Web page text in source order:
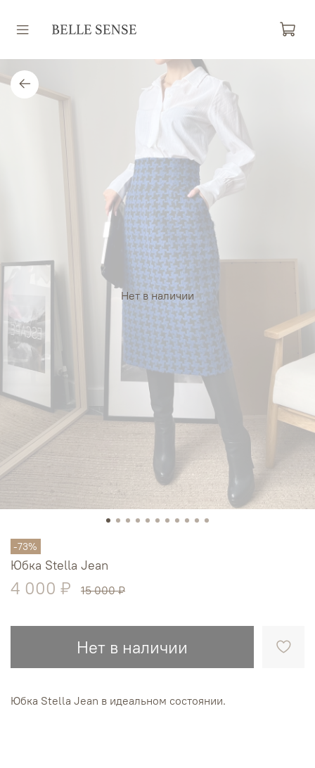
Нет в наличии
-73%
Юбка Stella Jean
4 000 ₽ 15 000 ₽
Нет в наличии
Юбка Stella Jean в идеальном состоянии.